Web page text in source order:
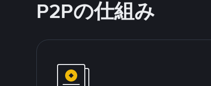
P2Pの仕組み